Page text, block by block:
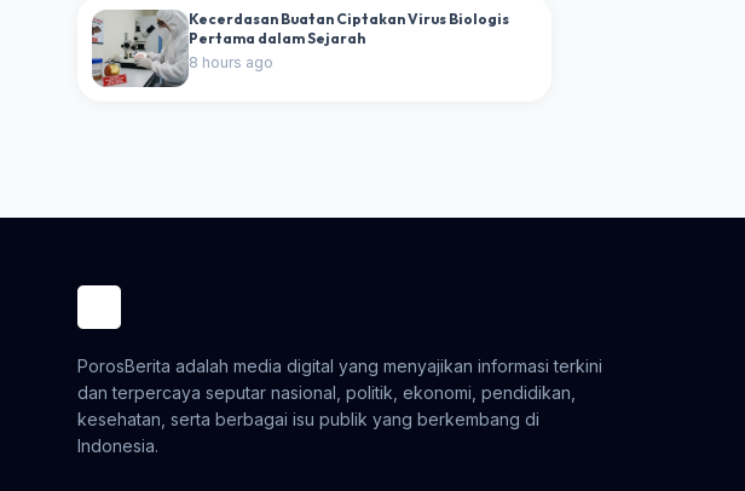
Kecerdasan Buatan Ciptakan Virus Biologis
Pertama dalam Sejarah
8 hours ago
PorosBerita adalah media digital yang menyajikan informasi terkini
dan terpercaya seputar nasional, politik, ekonomi, pendidikan,
kesehatan, serta berbagai isu publik yang berkembang di
Indonesia.